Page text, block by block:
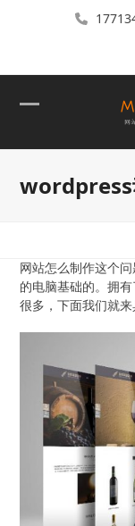
mobile
menu
mobile
menu
wordpress
网站怎么制作这个
的电脑基础的。拥
很多，下面我们就来